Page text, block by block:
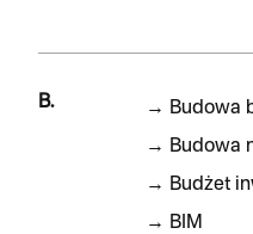
B. → Budowa
→ Budowa
→ Budżet
→ BIM